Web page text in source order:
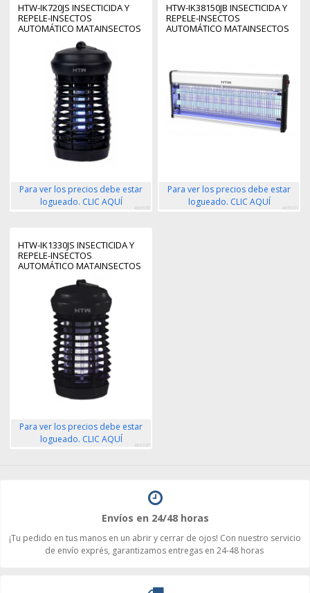
HTW-IK720JS INSECTICIDA Y
REPELE-INSECTOS
AUTOMÁTICO MATAINSECTOS
APTO PARA USO EN INTERIOR
Para ver los precios debe estar
logueado. CLIC AQUÍ
466630
HTW-IK38150JB INSECTICIDA Y
REPELE-INSECTOS
AUTOMÁTICO MATAINSECTOS
Para ver los precios debe estar
logueado. CLIC AQUÍ
466631
HTW-IK1330JS INSECTICIDA Y
REPELE-INSECTOS
AUTOMÁTICO MATAINSECTOS
APTO PARA USO EN INTERIOR
Para ver los precios debe estar
logueado. CLIC AQUÍ
466747
Envíos en 24/48 horas
¡Tu pedido en tus manos en un abrir y cerrar de ojos! Con nuestro servicio
de envío exprés, garantizamos entregas en 24-48 horas